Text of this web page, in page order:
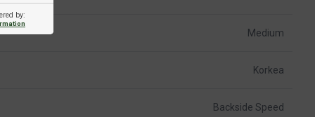
by:
Medium
Korkea
Backside Speed